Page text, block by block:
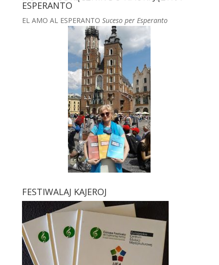
ESPERANTO
EL AMO AL ESPERANTO Suceso per Esperanto
FESTIWALAJ KAJEROJ